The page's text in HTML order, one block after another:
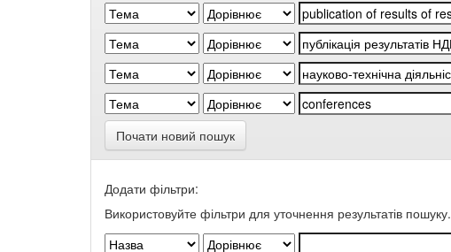
Почати новий пошук
Додати фільтри:
Використовуйте фільтри для уточнення результатів пошуку.